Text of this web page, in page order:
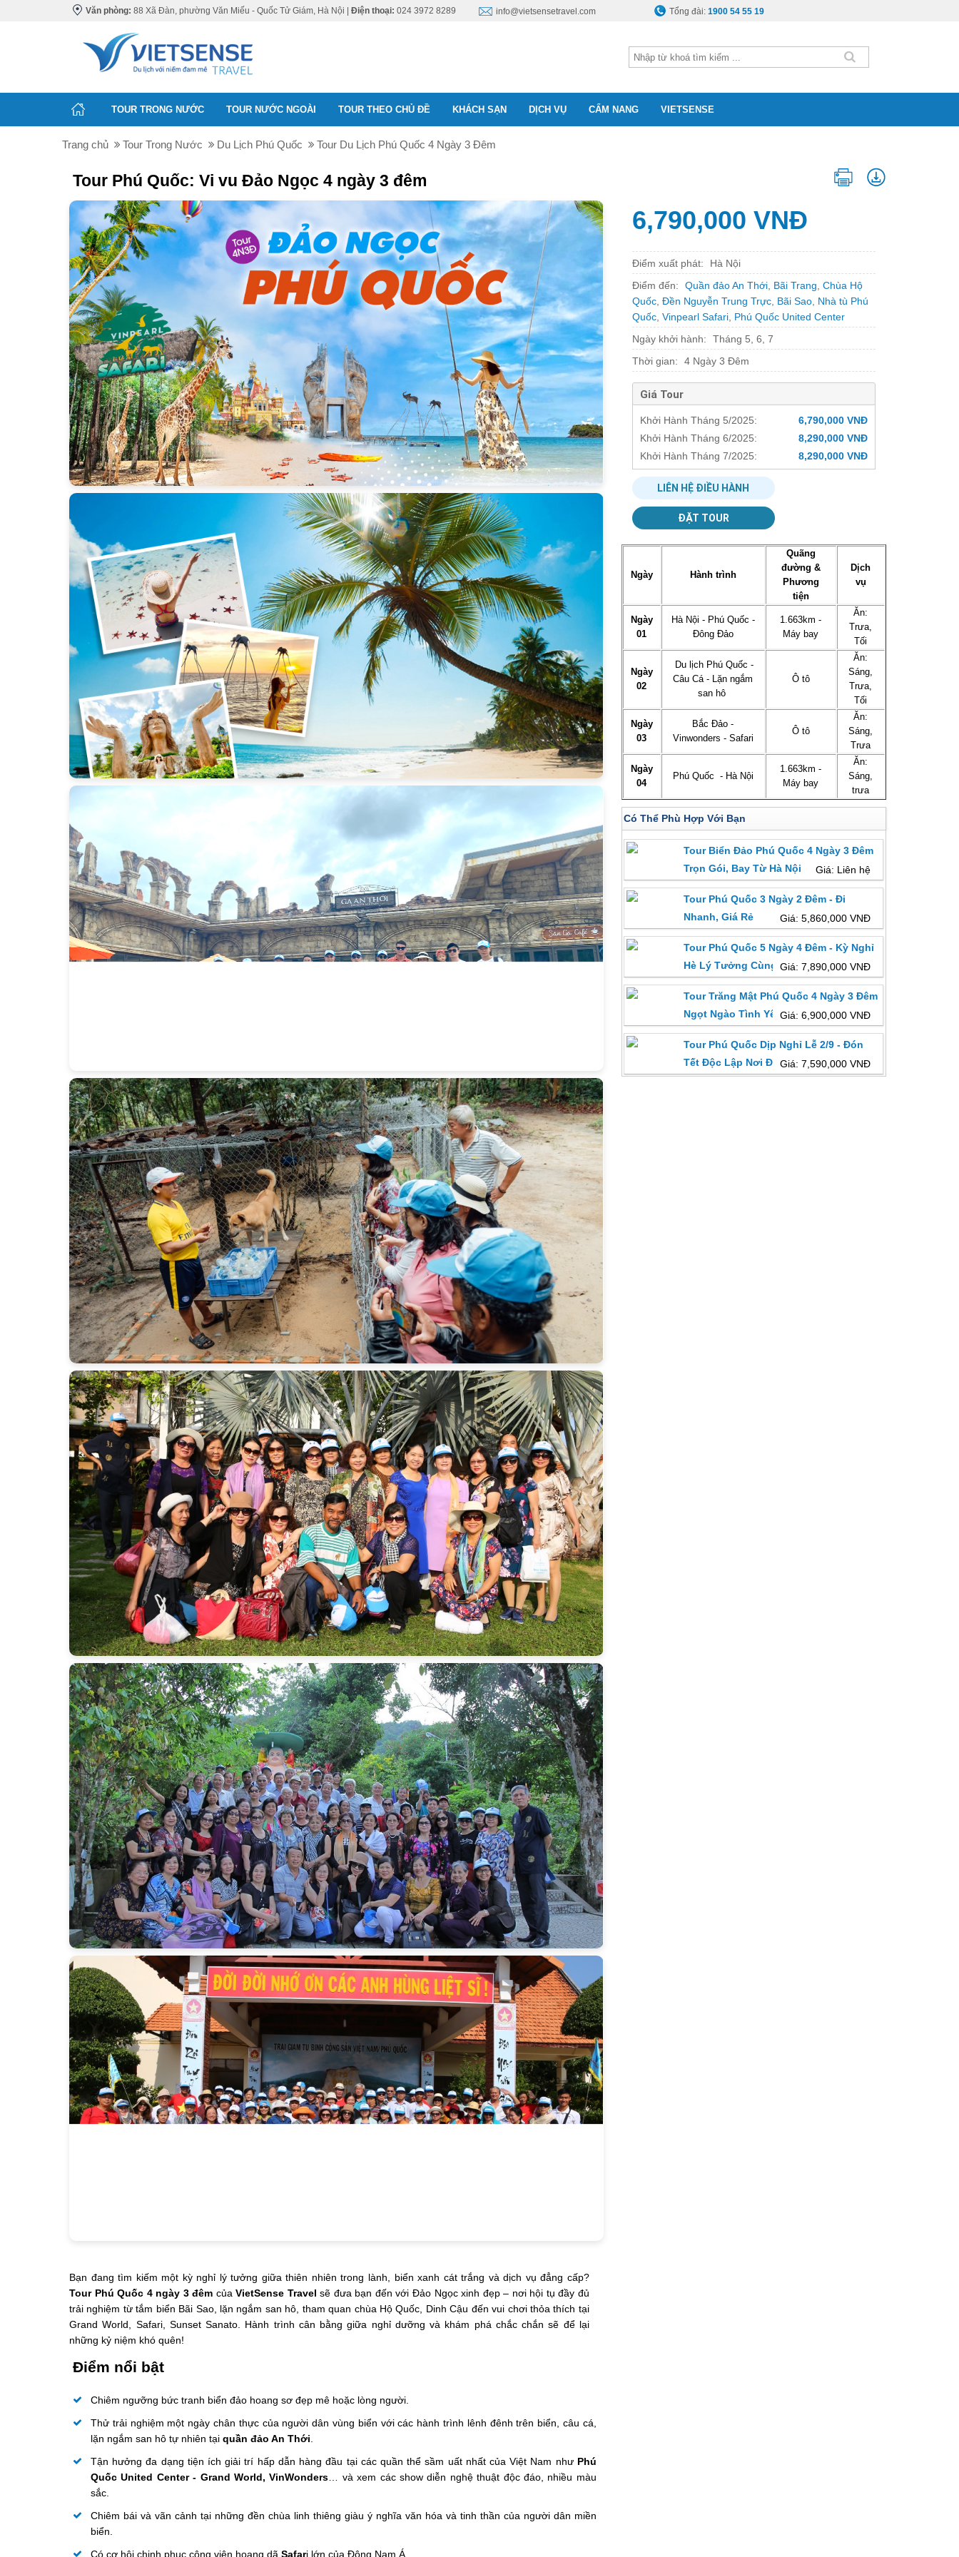
Văn phòng: 88 Xã Đàn, phường Văn Miếu - Quốc Tử Giám, Hà Nội | Điện thoại: 024 3972 8289 info@vietsensetravel.com Tổng đài:1900 54 55 19
TOUR TRONG NƯỚC TOUR NƯỚC NGOÀI TOUR THEO CHỦ ĐỀ KHÁCH SẠN DỊCH VỤ CẨM NANG VIETSENSE
Trang chủ Tour Trong Nước Du Lịch Phú Quốc Tour Du Lịch Phú Quốc 4 Ngày 3 Đêm
Tour Phú Quốc: Vi vu Đảo Ngọc 4 ngày 3 đêm
Bạn đang tìm kiếm một kỳ nghỉ lý tưởng giữa thiên nhiên trong lành, biển xanh cát trắng và dịch vụ đẳng cấp?
Tour Phú Quốc 4 ngày 3 đêm củaVietSense Travelsẽ đưa bạn đến với Đảo Ngọc xinh đẹp – nơi hội tụ đầy đủ
trải nghiệm từ tắm biển Bãi Sao, lặn ngắm san hô, tham quan chùa Hộ Quốc, Dinh Cậu đến vui chơi thỏa thích tại
Grand World, Safari, Sunset Sanato. Hành trình cân bằng giữa nghỉ dưỡng và khám phá chắc chắn sẽ để lại
những kỷ niệm khó quên!
Điểm nổi bật
Chiêm ngưỡng bức tranh biển đảo hoang sơ đẹp mê hoặc lòng người.
Thử trải nghiệm một ngày chân thực của người dân vùng biển với các hành trình lênh đênh trên biển, câu cá,
lặn ngắm san hô tự nhiên tại quần đảo An Thới
Tận hưởng đa dạng tiện ích giải trí hấp dẫn hàng đầu tại các quần thể sầm uất nhất của Việt Nam như Phú
Quốc United Center - Grand World, VinWonders … và xem các show diễn nghệ thuật độc đáo, nhiều màu
sắc.
Chiêm bái và vãn cảnh tại những đền chùa linh thiêng giàu ý nghĩa văn hóa và tinh thần của người dân miền
biển.
Có cơ hội chinh phục công viên hoang dã Safari lớn của Đông Nam Á.
6,790,000 VNĐ
Điểm xuất phát:
Hà Nội
Điểm đến:
Quần đảo An Thới, Bãi Trang Chùa Hộ
Quốc, Đền Nguyễn Trung Trực, Bãi Sao, Nhà tù Phú
Quốc, Vinpearl Safari, Phú Quốc United Center
Ngày khởi hành:
Tháng 5, 6, 7
Thời gian:
4 Ngày 3 Đêm
Giá Tour
Khởi Hành Tháng 5/2025:
6,790,000 VNĐ
Khởi Hành Tháng 6/2025:
8,290,000 VNĐ
Khởi Hành Tháng 7/2025:
8,290,000 VNĐ
LIÊN HỆ ĐIỀU HÀNH
ĐẶT TOUR
Ngày Hành trình
Quãng
đường &
Phương
tiện
Dịch
vụ
Ngày
01
Hà Nội - Phú Quốc -
Đông Đảo
1.663km -
Máy bay
Ăn:
Trưa,
Tối
Ngày
02
Du lịch Phú Quốc -
Câu Cá - Lặn ngắm
san hô
Ô tô
Ăn:
Sáng,
Trưa,
Tối
Ngày
03
Bắc Đảo -
Vinwonders - Safari
Ô tô
Ăn:
Sáng,
Trưa
Ngày
04
Phú Quốc - Hà Nội
1.663km -
Máy bay
Ăn:
Sáng,
trưa
Có Thể Phù Hợp Với Bạn
Tour Biển Đảo Phú Quốc 4 Ngày 3 Đêm
Trọn Gói, Bay Từ Hà Nội
Giá: Liên hệ
Tour Phú Quốc 3 Ngày 2 Đêm - Đi
Nhanh, Giá Rẻ
Giá: 5,860,000 VNĐ
Tour Phú Quốc 5 Ngày 4 Đêm - Kỳ Nghỉ
Hè Lý Tưởng Cùng Gia ĐìnhGiá: 7,890,000 VNĐ
Tour Trăng Mật Phú Quốc 4 Ngày 3 Đêm
Ngọt Ngào Tình Yên Đảo Ngọc
Giá: 6,900,000 VNĐ
Tour Phú Quốc Dịp Nghỉ Lễ 2/9 - Đón
Tết Độc Lập Nơi Đảo Ngọc 4 Ngày
Giá: 7,590,000 VNĐ